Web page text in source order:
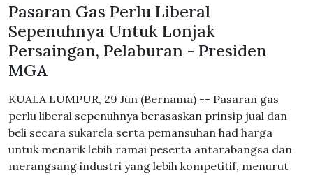
Pasaran Gas Perlu Liberal
Sepenuhnya Untuk Lonjak
Persaingan, Pelaburan - Presiden
MGA
KUALA LUMPUR, 29 Jun (Bernama) -- Pasaran gas
perlu liberal sepenuhnya berasaskan prinsip jual dan
beli secara sukarela serta pemansuhan had harga
untuk menarik lebih ramai peserta antarabangsa dan
merangsang industri yang lebih kompetitif, menurut